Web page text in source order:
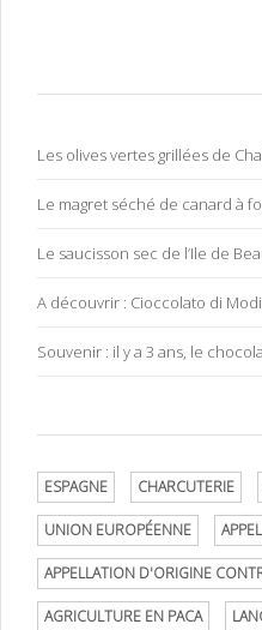
Les olives vertes grillées de
Le magret séché de canard à
Le saucisson sec de l’Ile de
A découvrir : Cioccolato di
Souvenir : il y a 3 ans, le
ESPAGNE CHARCUTERIE
UNION EUROPÉENNE
APPELLATION D'ORIGINE
AGRICULTURE EN PACA